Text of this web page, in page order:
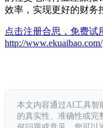
效率，实现更好的财务
点击注册合思，免费试
http://www.ekuaibao.com/
本文内容通过AI工具智
的真实性、准确性或完